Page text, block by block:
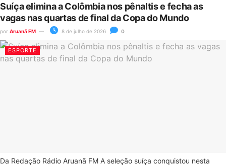
Suíça elimina a Colômbia nos pênaltis e fecha as
vagas nas quartas de final da Copa do Mundo
por Aruanã FM 8 de julho de 2026 0
ESPORTE
Da Redação Rádio Aruanã FM A seleção suíça conquistou nesta